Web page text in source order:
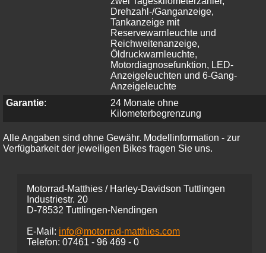
Drehzahl-/Ganganzeige,
Tankanzeige mit
Reservewarnleuchte und
Reichweitenanzeige,
Öldruckwarnleuchte,
Motordiagnosefunktion, LED-
Anzeigeleuchten und 6-Gang-
Anzeigeleuchte
Garantie:
24 Monate ohne
Kilometerbegrenzung
Alle Angaben sind ohne Gewähr. Modellinformation - zur
Verfügbarkeit der jeweiligen Bikes fragen Sie uns.
Motorrad-Matthies / Harley-Davidson Tuttlingen
Industriestr. 20
D-78532 Tuttlingen-Nendingen
E-Mail: info@motorrad-matthies.com
Telefon: 07461 - 96 469 - 0